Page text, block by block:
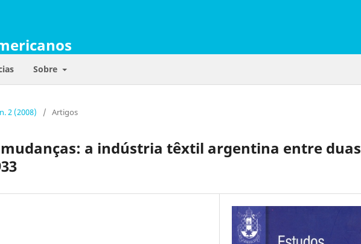
Sobre
2 (2008) / Artigos
a indústria têxtil argentina entre duas